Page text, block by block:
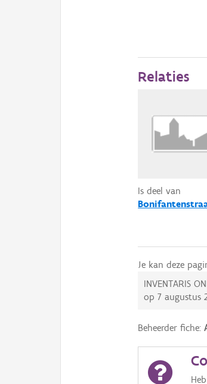
Relaties
Is deel van
Je kan deze
INVENTARIS
op7 augustus
Beheerder fiche: